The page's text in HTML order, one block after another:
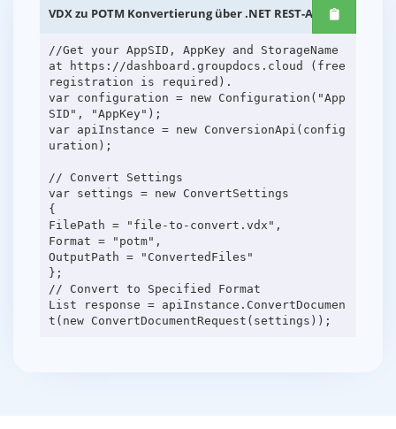
VDX zu POTM Konvertierung über .NET REST-APIs
//Get your AppSID, AppKey and StorageName
at https://dashboard.groupdocs.cloud (free
registration is required).
var configuration = new Configuration("App
SID", "AppKey");
var apiInstance = new ConversionApi(config
uration);
// Convert Settings
var settings = new ConvertSettings
{
FilePath = "file-to-convert.vdx",
Format = "potm",
OutputPath = "ConvertedFiles"
};
// Convert to Specified Format
List response = apiInstance.ConvertDocumen